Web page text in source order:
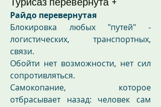
Райдо перевернутая
Блокировка любых "путей" -
логистических, транспортных,
связи.
Обойти нет возможности, нет сил
сопротивляться.
Самокопание, которое
отбрасывает назад: человек сам